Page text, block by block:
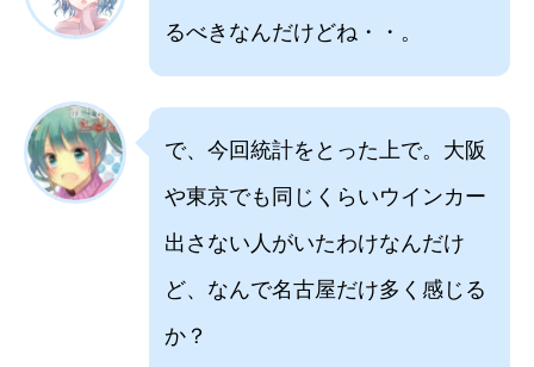
るべきなんだけどね・・。
で、今回統計をとった上で。大阪
や東京でも同じくらいウインカー
出さない人がいたわけなんだけ
ど、なんで名古屋だけ多く感じる
か？